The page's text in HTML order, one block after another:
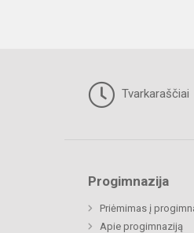
Tvarkaraščiai
Progimnazija
Priėmimas į
Apie progimnaziją